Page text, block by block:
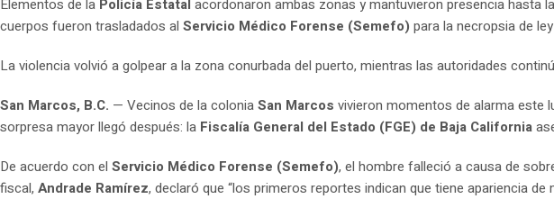
Elementos de la Policía Estatal acordonaron ambas zonas y mantuvieron presencia hasta
cuerpos fueron trasladados al Servicio Médico Forense (Semefo) para la necropsia de
La violencia volvió a golpear a la zona conurbada del puerto, mientras las autoridades
San Marcos, B.C. — Vecinos de la coloniaSan Marcos vivieron momentos de alarma este
sorpresa mayor llegó después: la Fiscalía General del Estado (FGE) de Baja California
De acuerdo con el Servicio Médico Forense (Semefo), el hombre falleció a causa de
fiscal, Andrade Ramírez, declaró que “los primeros reportes indican que tiene apariencia